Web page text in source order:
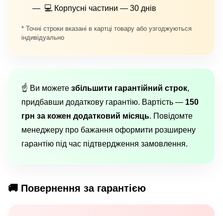
💻 Корпусні частини — 30 днів
* Точні строки вказані в картці товару або узгоджуються
індивідуально
☝️ Ви можете збільшити гарантійний строк,
придбавши додаткову гарантію. Вартість — 150
грн за кожен додатковий місяць. Повідомте
менеджеру про бажання оформити розширену
гарантію під час підтвердження замовлення.
🚚 Повернення за гарантією